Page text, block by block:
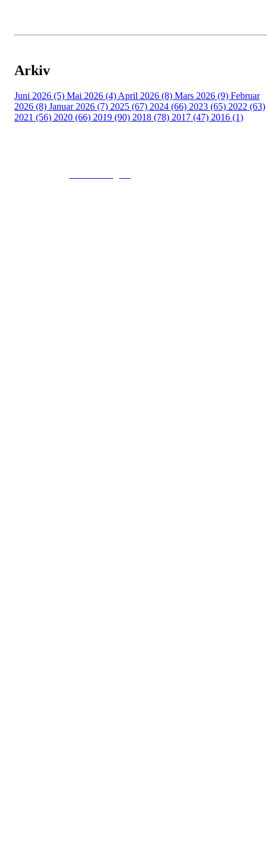
Arkiv
Juni 2026 (5) Mai 2026 (4) April 2026 (8) Mars 2026 (9) Februar
2026 (8) Januar 2026 (7) 2025 (67) 2024 (66) 2023 (65) 2022 (63)
2021 (56) 2020 (66) 2019 (90) 2018 (78) 2017 (47) 2016 (1)